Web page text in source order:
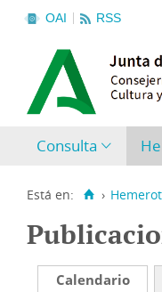
OAI RSS
Consulta
Está en: ›
Calendario